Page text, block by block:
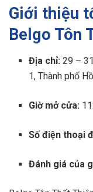
Giới thiệu
Belgo Tôn
Địa chỉ:29 –
1, Thành phố
Giờ mở cửa:
Số điện thoại
Đánh giá của